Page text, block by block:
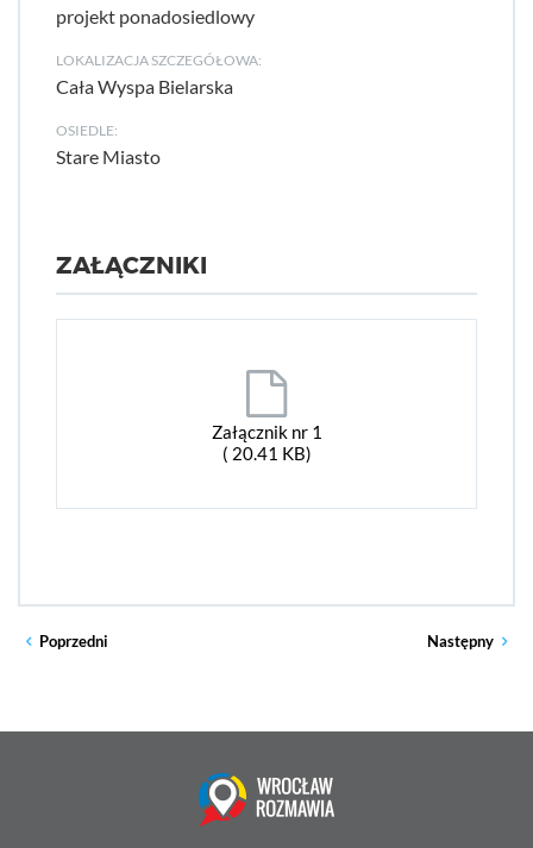
projekt ponadosiedlowy
LOKALIZACJA SZCZEGÓŁOWA:
Cała Wyspa Bielarska
OSIEDLE:
Stare Miasto
ZAŁĄCZNIKI
Załącznik nr 1
( 20.41 KB)
Poprzedni Następny